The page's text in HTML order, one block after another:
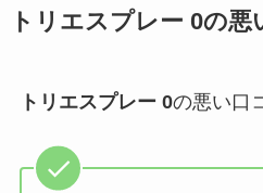
トリエスプレー 0の悪
トリエスプレー 0の悪い口